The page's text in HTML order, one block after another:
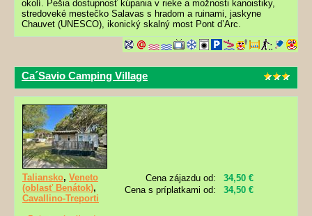
okolí. Pešia dostupnosť kúpania v rieke a možnosti kanoistiky,
stredoveké mestečko Salavas s hradom a ruinami, jaskyne
Chauvet (UNESCO), ikonický skalný most Pont d’Arc.
Ca´Savio Camping Village
Cena zájazdu od:
34,50 €
Cena s príplatkami od:
34,50 €
Taliansko, Veneto
(oblasť Benátok),
Cavallino-Treporti